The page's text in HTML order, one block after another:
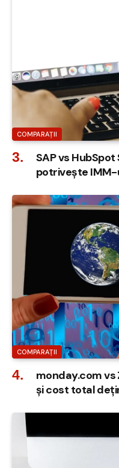
COMPARAȚII
SAP vs
potrivește IMM-
COMPARAȚII
monday.com vs
și cost total